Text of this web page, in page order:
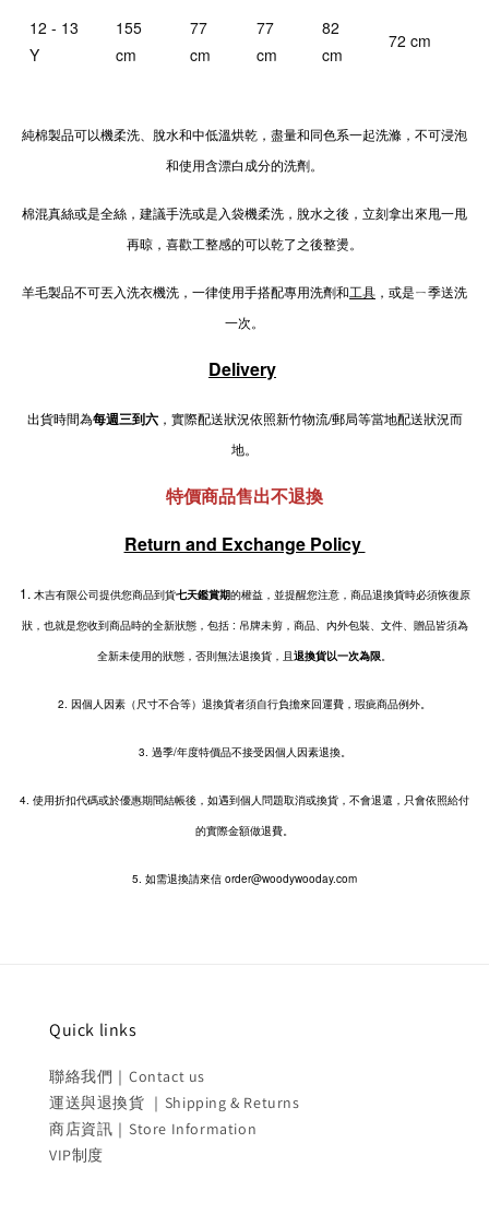
12 - 13
Y
155
cm
77
cm
77
cm
82
cm
72 cm
純棉製品可以機柔洗、脫水和中低溫烘乾，盡量和同色系一起洗滌，不可浸泡
和使用含漂白成分的洗劑。
棉混真絲或是全絲，建議手洗或是入袋機柔洗，脫水之後，立刻拿出來甩一甩
再晾，喜歡工整感的可以乾了之後整燙。
羊毛製品不可丟入洗衣機洗，一律使用手搭配專用洗劑和工具 ，或是ㄧ季送洗
一次。
Delivery
出貨時間為每週三到六，實際配送狀況依照新竹物流/郵局等當地配送狀況而
地。
特價商品售出不退換
Return and Exchange Policy
1. 木吉有限公司提供您商品到貨七天鑑賞期的權益，並提醒您注意，商品退換貨時必須恢復原
狀，也就是您收到商品時的全新狀態，包括 : 吊牌未剪，商品、內外包裝、文件、贈品皆須為
全新未使用的狀態，否則無法退換貨，且退換貨以一次為限。
2. 因個人因素（尺寸不合等）退換貨者須自行負擔來回運費，瑕疵商品例外。
3. 過季/年度特價品不接受因個人因素退換。
4. 使用折扣代碼或於優惠期間結帳後，如遇到個人問題取消或換貨，不會退還，只會依照給付
的實際金額做退費。
5. 如需退換請來信 order@woodywooday.com
Quick links
聯絡我們｜Contact us
運送與退換貨 ｜Shipping & Returns
商店資訊｜Store Information
VIP制度